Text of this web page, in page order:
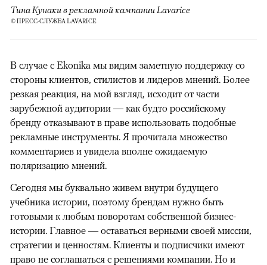
Тина Кунаки в рекламной кампании Lavarice
© ПРЕСС-СЛУЖБА LAVARICE
В случае с Ekonika мы видим заметную поддержку со
стороны клиентов, стилистов и лидеров мнений. Более
резкая реакция, на мой взгляд, исходит от части
зарубежной аудитории — как будто российскому
бренду отказывают в праве использовать подобные
рекламные инструменты. Я прочитала множество
комментариев и увидела вполне ожидаемую
поляризацию мнений.
Сегодня мы буквально живем внутри будущего
учебника истории, поэтому брендам нужно быть
готовыми к любым поворотам собственной бизнес-
истории. Главное — оставаться верными своей миссии,
стратегии и ценностям. Клиенты и подписчики имеют
право не соглашаться с решениями компании. Но и